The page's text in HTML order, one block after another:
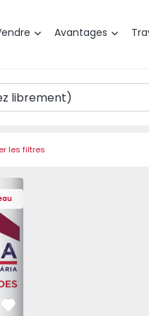
Avantages
les filtres
T0 Paredes, Gandra
Préféré